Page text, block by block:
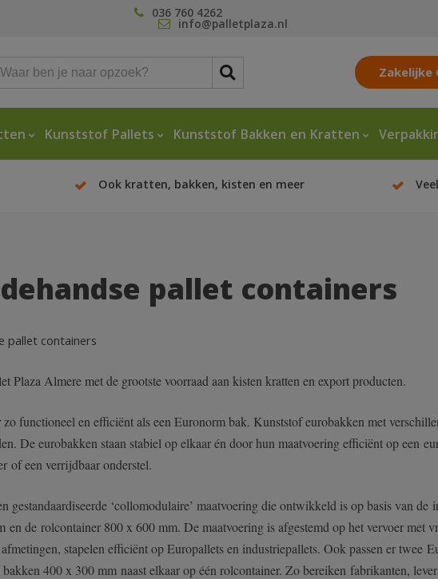
036 760 4262
info@palletplaza.nl
Kunststof Pallets Kunststof Bakken en Kratten
Ook kratten, bakken, kisten en meer
pallet containers
pallet containers
Plaza Almere met de grootste voorraad aan kisten kratten en export producten.
zo functioneel en efficiënt als een Euronorm bak. Kunststof eurobakken met
De eurobakken staan stabiel op elkaar én door hun maatvoering efficiënt op een
of een verrijdbaar onderstel.
gestandaardiseerde ‘collomodulaire’ maatvoering die ontwikkeld is op basis van
en de rolcontainer 800 x 600 mm. De maatvoering is afgestemd op het vervoer met
stapelen efficiënt op Europallets en industriepallets. Ook passen er twee
400 x 300 mm naast elkaar op één rolcontainer. Zo bereiken fabrikanten,